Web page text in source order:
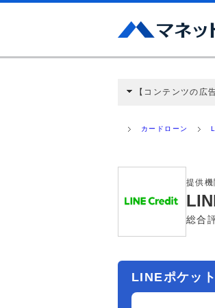
【コンテンツの広
ミ収集などに基づき
カードローン
提供機
総合
LINEポケッ